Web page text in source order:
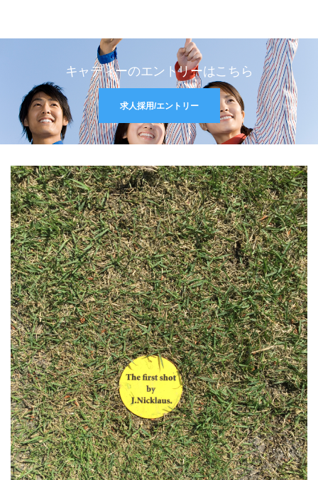
キャディーのエントリーはこちら
求人採用/エントリー